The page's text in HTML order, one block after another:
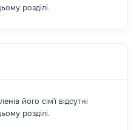
розділі.
його сім'ї відсутні
розділі.